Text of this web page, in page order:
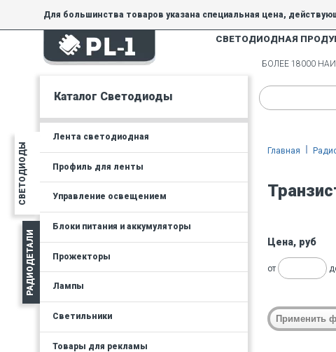
Для большинства товаров указана специальная цена,
товара.
На товары, купленные по специальной цене, общие скидки 5% и
СВЕТОДИОДНАЯ
СВЕТОДИОДЫ
РАДИОДЕТАЛИ
Каталог Светодиоды
Лента светодиодная
Профиль для ленты
Управление освещением
Блоки питания и аккумуляторы
Прожекторы
Лампы
Светильники
Товары для рекламы
БОЛЕЕ 18000
Главная
Цена, руб
от